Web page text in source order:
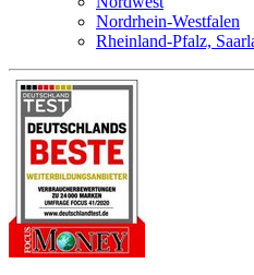
Nordrhein-Westfalen
Rheinland-Pfalz,